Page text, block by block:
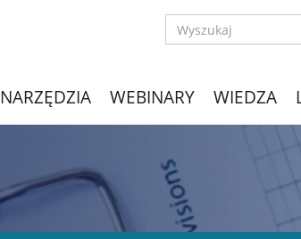
NARZĘDZIA WEBINARY WIEDZA